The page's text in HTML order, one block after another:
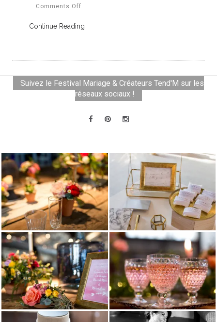
Comments Off
Continue Reading
Suivez le Festival Mariage & Créateurs Tend'M sur les
réseaux sociaux !